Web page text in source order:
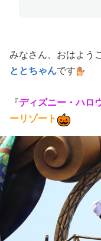
みなさん、おはよう
ととちゃんです
『ディズニー・ハロ
ーリゾート